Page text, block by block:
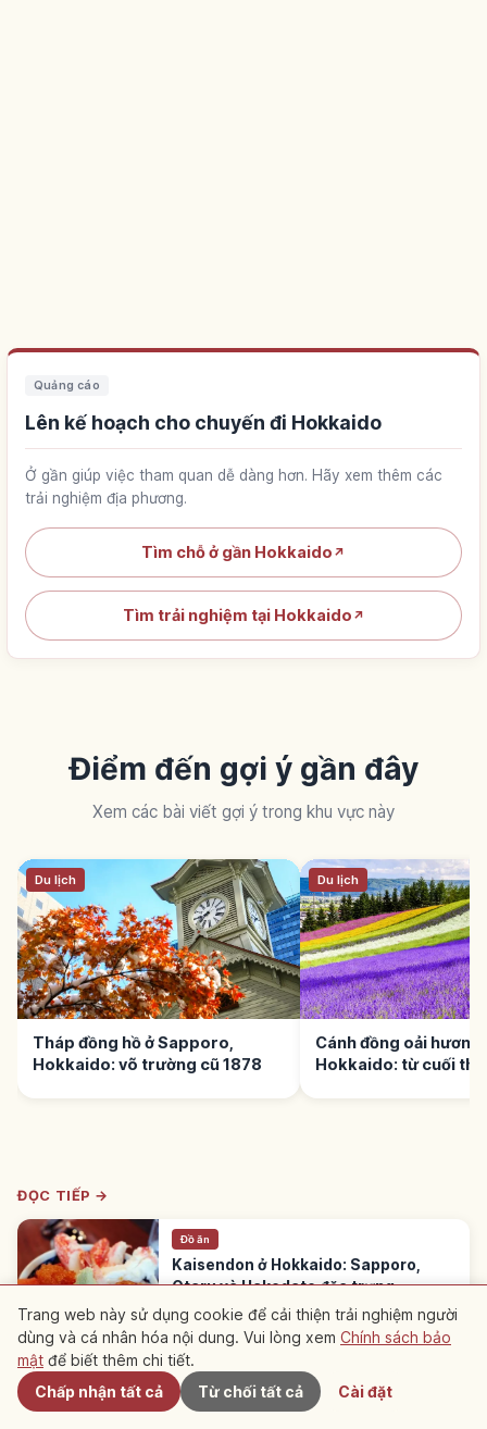
Quảng cáo
Lên kế hoạch cho chuyến đi Hokkaido
Ở gần giúp việc tham quan dễ dàng hơn. Hãy xem thêm các
trải nghiệm địa phương.
Tìm chỗ ở gần Hokkaido ↗
Tìm trải nghiệm tại Hokkaido ↗
Điểm đến gợi ý gần đây
Xem các bài viết gợi ý trong khu vực này
Du lịch
Tháp đồng hồ ở Sapporo,
Hokkaido: võ trường cũ 1878
Du lịch
Cánh đồng oải hương
Hokkaido: từ cuối
ĐỌC TIẾP →
Đồ ăn
Kaisendon ở Hokkaido: Sapporo,
Otaru và Hakodate đặc trưng
Kaisendon Hokkaido nổi tiếng hải sản tươi
đánh bắt cùng sáng. Mỗi vùng đặc trưng:
Sapporo 'cơm ba màu', Otaru 'cơm nhím-cua-
sò điệp', Hakodate 'cơm mực sống'.
Hokkaido →
※ Nội dung bài viết dựa trên thông tin tại thời điểm viết và có thể khác với
Gần đây
Trang web này sử dụng cookie để cải thiện trải nghiệm người
dùng và cá nhân hóa nội dung. Vui lòng xem Chính sách bảo
mật để biết thêm chi tiết.
Chấp nhận tất cả
Từ chối tất cả Cài đặt